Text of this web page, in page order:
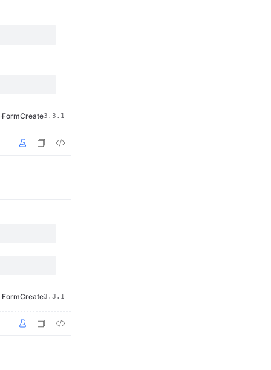
·FormCreate3.3.1
·FormCreate3.3.1